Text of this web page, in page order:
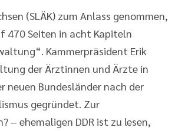
(SLÄK) zum Anlass genommen,
470 Seiten in acht Kapiteln
Kammerpräsident Erik
der Ärztinnen und Ärzte in
neuen Bundesländer nach der
gegründet. Zur
– ehemaligen DDR ist zu lesen,